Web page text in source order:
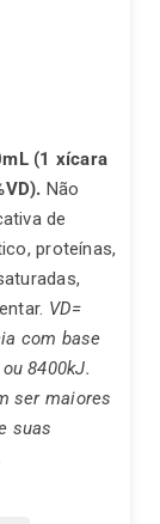
(1 xícara
de
proteínas,
VD=
com base
8400kJ.
ser maiores
suas